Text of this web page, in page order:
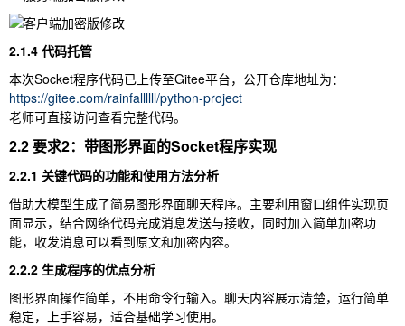
2.1.4 代码托管
本次Socket程序代码已上传至Gitee平台，公开仓库地址为：
https://gitee.com/rainfallllll/python-project
老师可直接访问查看完整代码。
2.2 要求2：带图形界面的Socket程序实现
2.2.1 关键代码的功能和使用方法分析
借助大模型生成了简易图形界面聊天程序。主要利用窗口组件实现页
面显示，结合网络代码完成消息发送与接收，同时加入简单加密功
能，收发消息可以看到原文和加密内容。
2.2.2 生成程序的优点分析
图形界面操作简单，不用命令行输入。聊天内容展示清楚，运行简单
稳定，上手容易，适合基础学习使用。